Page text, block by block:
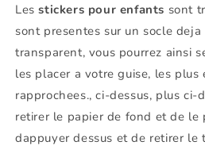
Lesstickers pour enfants sont
sont presentes sur un socle
transparent, vous pourrez ainsi
les placer a votre guise, les plus
rapprochees., ci-dessus, plus ci-
retirer le papier de fond et de le
dappuyer dessus et de retirer le